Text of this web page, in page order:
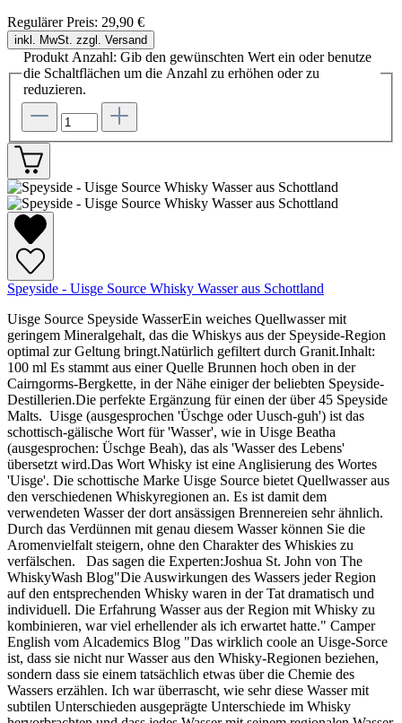
Regulärer Preis: 29,90 €
inkl. MwSt. zzgl. Versand
Produkt Anzahl: Gib den gewünschten Wert ein oder benutze
die Schaltflächen um die Anzahl zu erhöhen oder zu
reduzieren.
Speyside - Uisge Source Whisky Wasser aus Schottland
Uisge Source Speyside WasserEin weiches Quellwasser mit
geringem Mineralgehalt, das die Whiskys aus der Speyside-Region
optimal zur Geltung bringt.Natürlich gefiltert durch Granit.Inhalt:
100 ml Es stammt aus einer Quelle Brunnen hoch oben in der
Cairngorms-Bergkette, in der Nähe einiger der beliebten Speyside-
Destillerien.Die perfekte Ergänzung für einen der über 45 Speyside
Malts. Uisge (ausgesprochen 'Üschge oder Uusch-guh') ist das
schottisch-gälische Wort für 'Wasser', wie in Uisge Beatha
(ausgesprochen: Üschge Beah), das als 'Wasser des Lebens'
übersetzt wird.Das Wort Whisky ist eine Anglisierung des Wortes
'Uisge'. Die schottische Marke Uisge Source bietet Quellwasser aus
den verschiedenen Whiskyregionen an. Es ist damit dem
verwendeten Wasser der dort ansässigen Brennereien sehr ähnlich.
Durch das Verdünnen mit genau diesem Wasser können Sie die
Aromenvielfalt steigern, ohne den Charakter des Whiskies zu
verfälschen. Das sagen die Experten:Joshua St. John von The
WhiskyWash Blog"Die Auswirkungen des Wassers jeder Region
auf den entsprechenden Whisky waren in der Tat dramatisch und
individuell. Die Erfahrung Wasser aus der Region mit Whisky zu
kombinieren, war viel erhellender als ich erwartet hatte." Camper
English vom Alcademics Blog "Das wirklich coole an Uisge-Sorce
ist, dass sie nicht nur Wasser aus den Whisky-Regionen beziehen,
sondern dass sie einem tatsächlich etwas über die Chemie des
Wassers erzählen. Ich war überrascht, wie sehr diese Wasser mit
subtilen Unterschieden ausgeprägte Unterschiede im Whisky